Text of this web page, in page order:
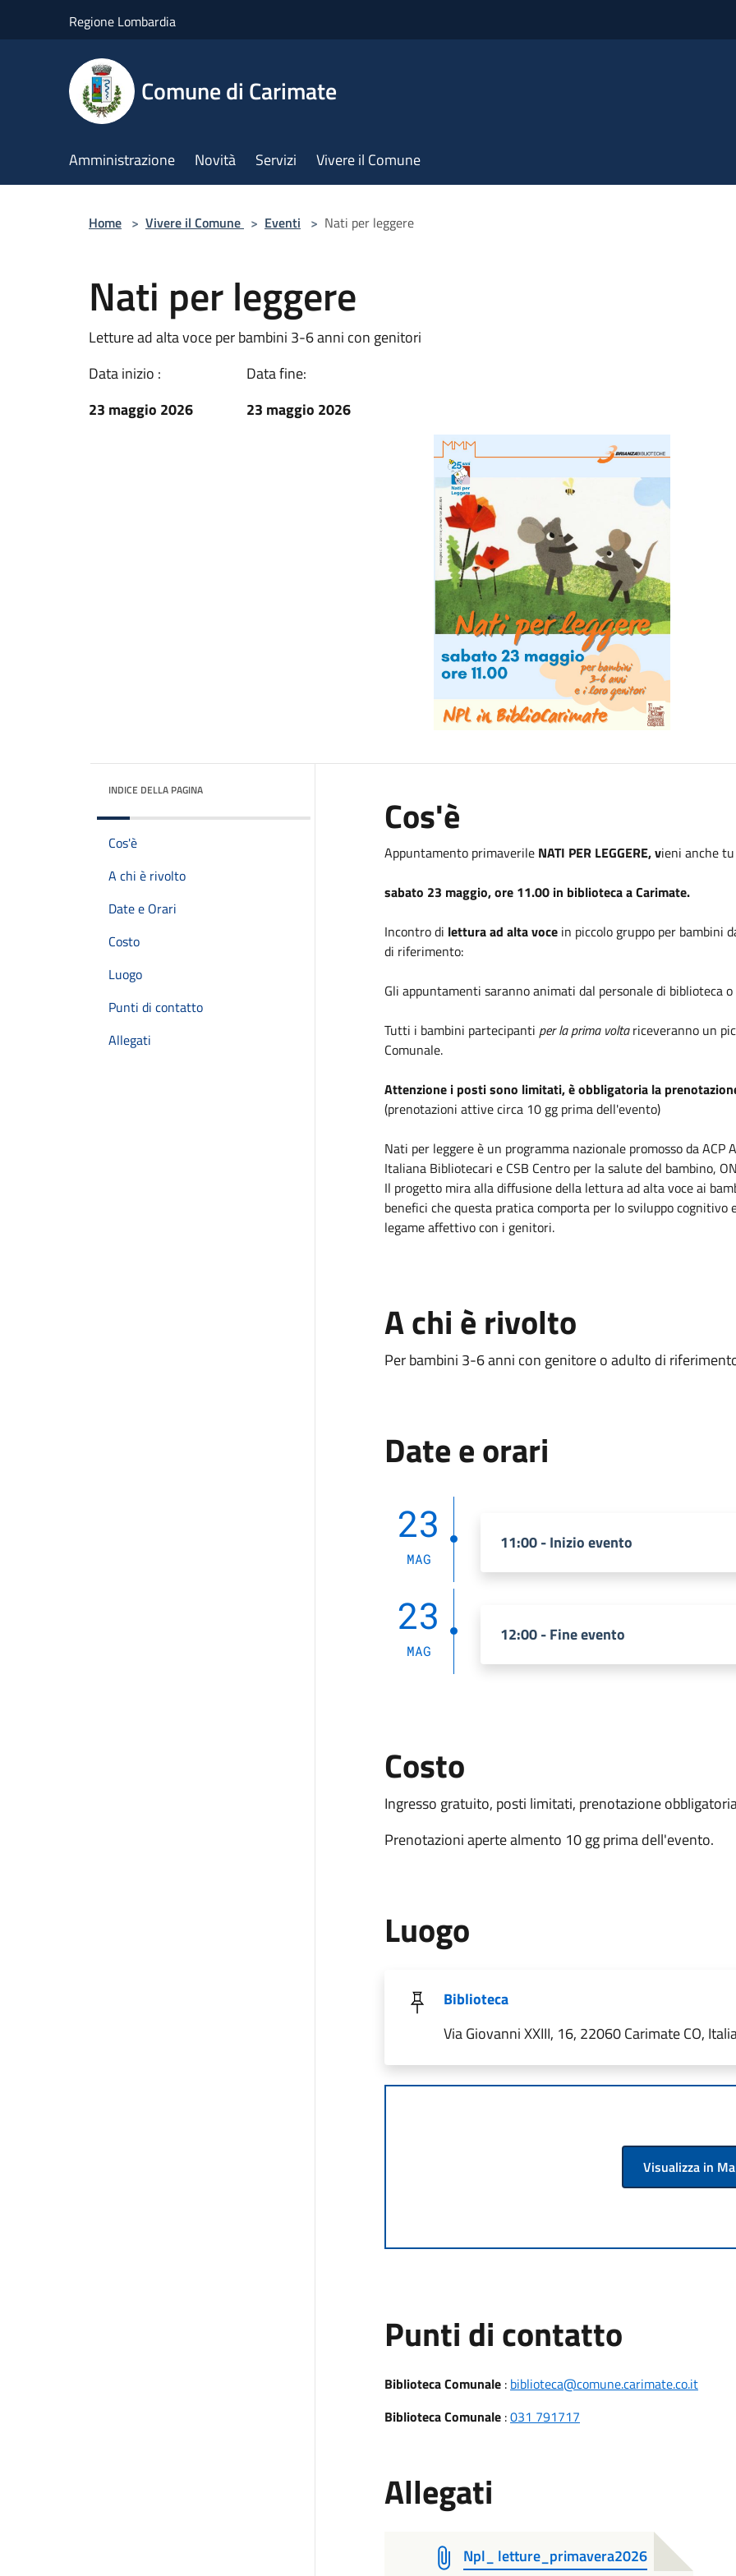
Regione Lombardia
Comune di Carimate
Amministrazione Novità Servizi Vivere il Comune
Home > Vivere il Comune > Eventi > Nati per leggere
Nati per leggere
Letture ad alta voce per bambini 3-6 anni con genitori
Data inizio :
23 maggio 2026
Data fine:
23 maggio 2026
INDICE DELLA PAGINA
Cos'è
A chi è rivolto
Date e Orari
Costo
Luogo
Punti di contatto
Allegati
Cos'è
Appuntamento primaverileNATI PER LEGGERE, vieni anche
sabato 23 maggio, ore 11.00 in biblioteca a Carimate.
Incontro di lettura ad alta voce in piccolo gruppo per bambini
di riferimento:
Gli appuntamenti saranno animati dal personale di biblioteca
Tutti i bambini partecipanti per la prima voltariceveranno un
Comunale.
Attenzione i posti sono limitati, è obbligatoria la
(prenotazioni attive circa 10 gg prima dell'evento)
Nati per leggere è un programma nazionale promosso da
Italiana Bibliotecari e CSB Centro per la salute del bambino,
Il progetto mira alla diffusione della lettura ad alta voce ai
benefici che questa pratica comporta per lo sviluppo
legame affettivo con i genitori.
A chi è rivolto
Per bambini 3-6 anni con genitore o adulto di
Date e orari
23
MAG
11:00 - Inizio evento
23
MAG
12:00 - Fine evento
Costo
Ingresso gratuito, posti limitati, prenotazione
Prenotazioni aperte almento 10 gg prima dell'evento.
Luogo
Biblioteca
Via Giovanni XXIII, 16, 22060 Carimate CO,
Visualizza in
Punti di contatto
Biblioteca Comunale: biblioteca@comune.carimate.co.it
Biblioteca Comunale:031 791717
Allegati
Npl_ letture_primavera2026